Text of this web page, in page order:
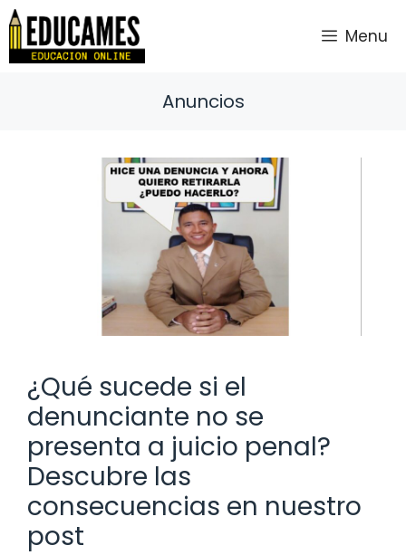
Saltar
contenido
Menu
Anuncios
¿Qué sucede si el
denunciante no se
presenta a juicio penal?
Descubre las
consecuencias en nuestro
post